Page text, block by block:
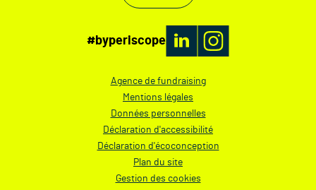
#byperiscope
Agence de fundraising
Mentions légales
Données personnelles
Déclaration d'accessibilité
Déclaration d'écoconception
Plan du site
Gestion des cookies